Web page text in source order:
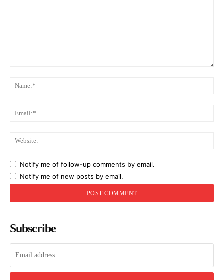
Notify me of follow-up comments by email.
Notify me of new posts by email.
Subscribe